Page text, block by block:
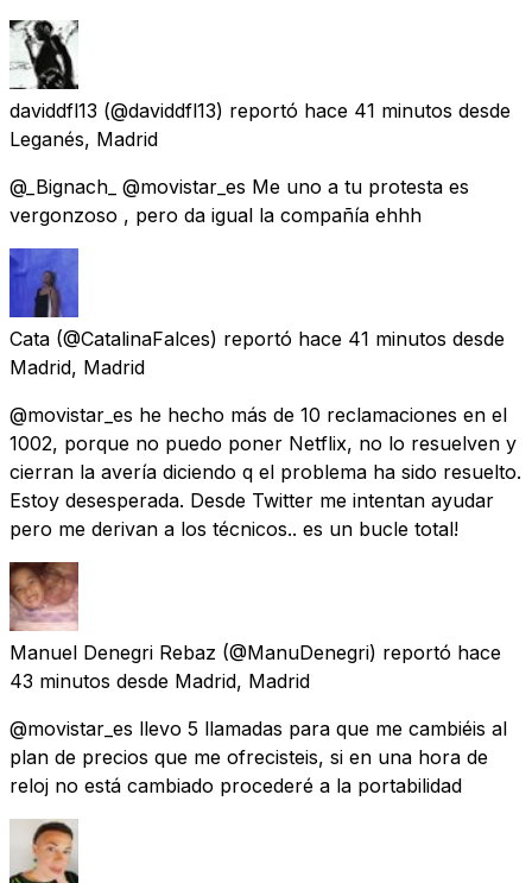
daviddfl13 (@daviddfl13) reportó hace 41 minutos desde
Leganés, Madrid
@_Bignach_ @movistar_es Me uno a tu protesta es
vergonzoso , pero da igual la compañía ehhh
Cata (@CatalinaFalces) reportó hace 41 minutos desde
Madrid, Madrid
@movistar_es he hecho más de 10 reclamaciones en el
1002, porque no puedo poner Netflix, no lo resuelven y
cierran la avería diciendo q el problema ha sido resuelto.
Estoy desesperada. Desde Twitter me intentan ayudar
pero me derivan a los técnicos.. es un bucle total!
Manuel Denegri Rebaz (@ManuDenegri) reportó hace
43 minutos desde Madrid, Madrid
@movistar_es llevo 5 llamadas para que me cambiéis al
plan de precios que me ofrecisteis, si en una hora de
reloj no está cambiado procederé a la portabilidad